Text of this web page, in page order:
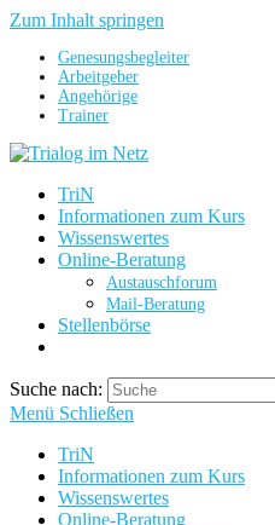
Zum Inhalt springen
Genesungsbegleiter
Arbeitgeber
Angehörige
Trainer
TriN
Informationen zum Kurs
Wissenswertes
Online-Beratung
Austauschforum
Mail-Beratung
Stellenbörse
Suche nach:
Menü Schließen
TriN
Informationen zum Kurs
Wissenswertes
Online-Beratung